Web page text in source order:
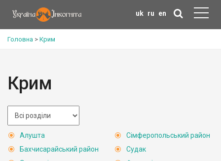
uk ru en
Головна > Крим
Крим
Алушта
Бахчисарайський район
Сімферопольський район
Судак